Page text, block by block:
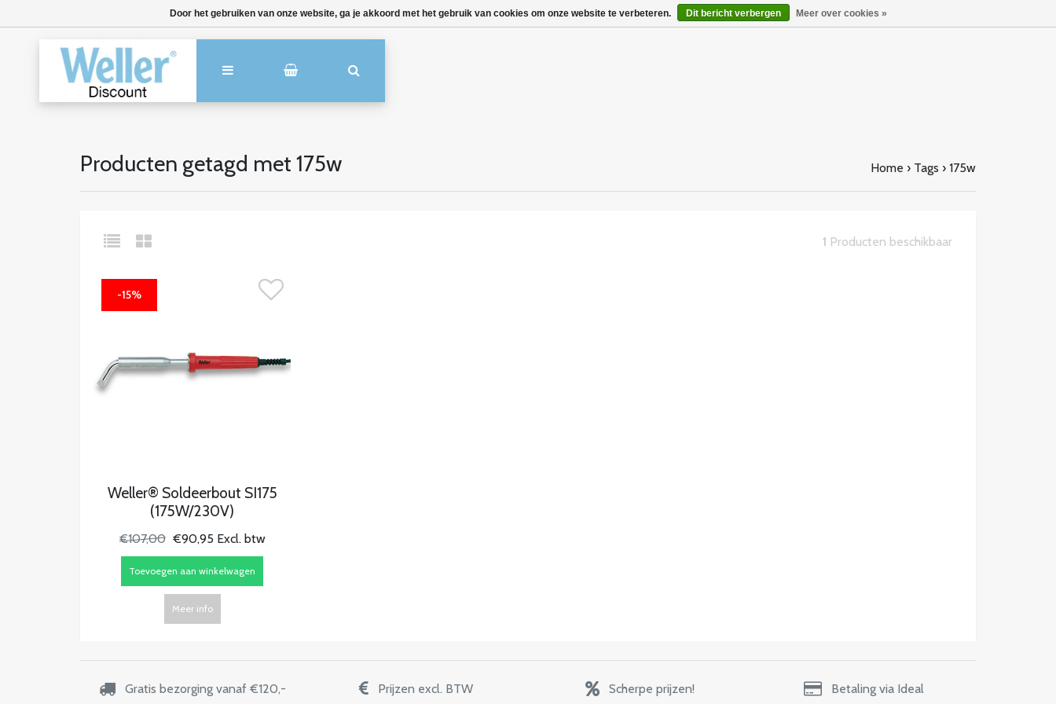
Producten getagd met 175w Home › Tags › 175w
1 Producten beschikbaar
-15%
Weller® Soldeerbout SI175
(175W/230V)
€107,00 €90,95 Excl. btw
Toevoegen aan winkelwagen
Meer info
Gratis bezorging vanaf €120,- Prijzen excl. BTW Scherpe prijzen! Betaling via Ideal
Door het gebruiken van onze website, ga je akkoord met het gebruik van cookies om onze website te verbeteren. Dit bericht verbergen Meer over cookies »